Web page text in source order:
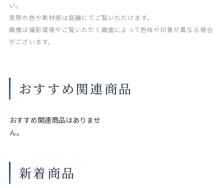
い。
実際の色や素材感は店舗にてご覧いただけます。
画像は撮影環境やご覧いただく画面によって色味や印象が異なる場合
がございます。
おすすめ関連商品
おすすめ関連商品はありませ
ん。
新着商品